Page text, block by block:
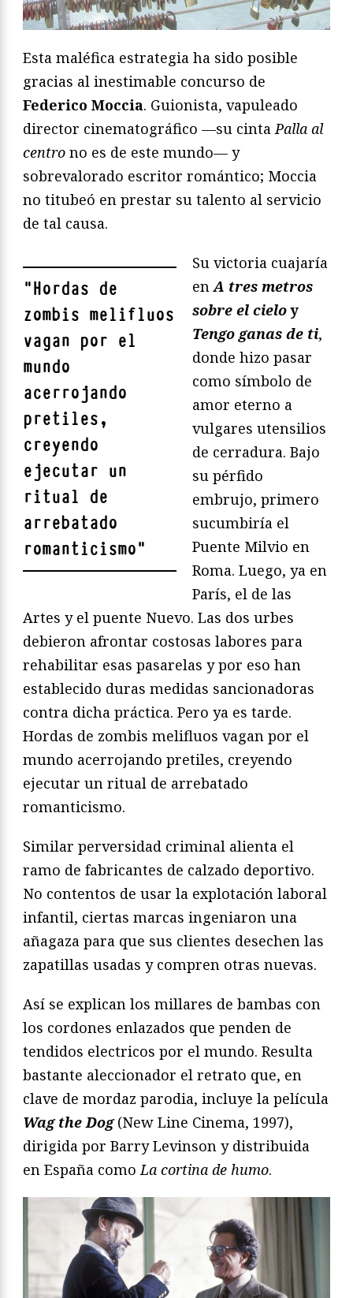
Esta maléfica estrategia ha sido posible
gracias al inestimable concurso de
Federico Moccia. Guionista, vapuleado
director cinematográfico —su cinta Palla al
centro no es de este mundo— y
sobrevalorado escritor romántico; Moccia
no titubeó en prestar su talento al servicio
de tal causa.
"Hordas de
zombis melifluos
vagan por el
mundo
acerrojando
pretiles,
creyendo
ejecutar un
ritual de
arrebatado
romanticismo"
Su victoria cuajaría
enA tres metros
sobre el cieloy
Tengo ganas de ti,
donde hizo pasar
como símbolo de
amor eterno a
vulgares utensilios
de cerradura. Bajo
su pérfido
embrujo, primero
sucumbiría el
Puente Milvio en
Roma. Luego, ya en
París, el de las
Artes y el puente Nuevo. Las dos urbes
debieron afrontar costosas labores para
rehabilitar esas pasarelas y por eso han
establecido duras medidas sancionadoras
contra dicha práctica. Pero ya es tarde.
Hordas de zombis melifluos vagan por el
mundo acerrojando pretiles, creyendo
ejecutar un ritual de arrebatado
romanticismo.
Similar perversidad criminal alienta el
ramo de fabricantes de calzado deportivo.
No contentos de usar la explotación laboral
infantil, ciertas marcas ingeniaron una
añagaza para que sus clientes desechen las
zapatillas usadas y compren otras nuevas.
Así se explican los millares de bambas con
los cordones enlazados que penden de
tendidos electricos por el mundo. Resulta
bastante aleccionador el retrato que, en
clave de mordaz parodia, incluye la película
Wag the Dog(New Line Cinema, 1997),
dirigida por Barry Levinson y distribuida
en España como La cortina de humo.